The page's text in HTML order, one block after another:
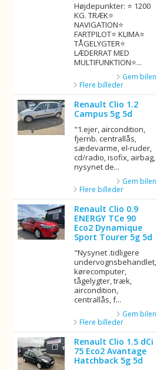
Højdepunkter: ⭐ 1200
KG. TRÆK⭐
NAVIGATION⭐
FARTPILOT⭐ KLIMA⭐
TÅGELYGTER⭐
LÆDERRAT MED
MULTIFUNKTION⭐...
Gem bilen
Flere billeder
Renault Clio 1.2
Campus 5g 5d
"1.ejer, aircondition,
fjernb. centrallås,
sædevarme, el-ruder,
cd/radio, isofix, airbag,
nysynet de...
Gem bilen
Flere billeder
Renault Clio 0.9
ENERGY TCe 90
Eco2 Dynamique
Sport Tourer 5g 5d
"Nysynet .tidligere
undervognsbehandlet,
kørecomputer,
tågelygter, træk,
aircondition,
centrallås, f...
Gem bilen
Flere billeder
Renault Clio 1.5 dCi
75 Eco2 Avantage
Hatchback 5g 5d